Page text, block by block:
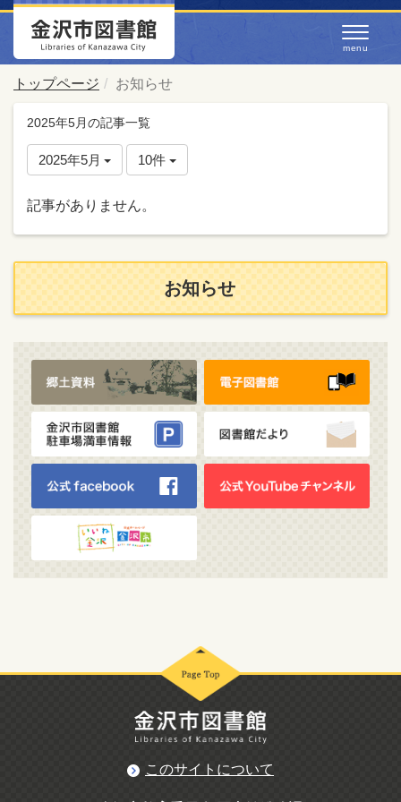
トップページ お知らせ
2025年5月の記事一覧
2025年5月 10件
記事がありません。
お知らせ
このサイトについて